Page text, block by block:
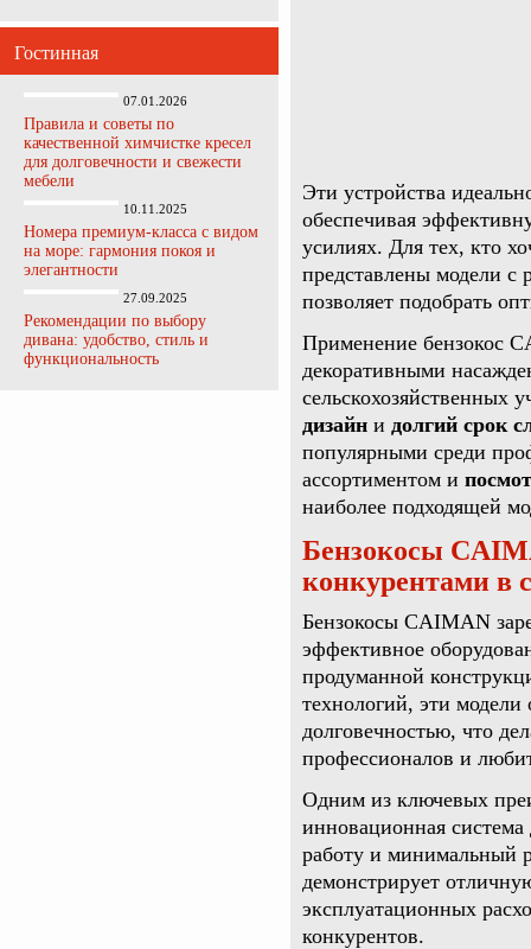
Гостинная
07.01.2026
Правила и советы по
качественной химчистке кресел
для долговечности и свежести
мебели
10.11.2025
Номера премиум-класса с видом
на море: гармония покоя и
элегантности
27.09.2025
Рекомендации по выбору
дивана: удобство, стиль и
функциональность
Эти устройства
обеспечивая
усилиях. Для тех, кто
представлены модели с
позволяет подобрать
Применение бензокос
декоративными
сельскохозяйственных
дизайн и долгий срок
популярными среди
ассортиментом и
наиболее подходящей
Бензокосы
конкурентами в
Бензокосы CAIMAN
эффективное
продуманной
технологий, эти
долговечностью, что
профессионалов и
Одним из ключевых
инновационная система
работу и минимальный
демонстрирует
эксплуатационных
конкурентов.